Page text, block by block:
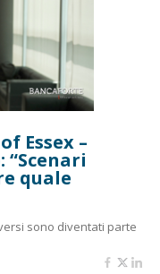
Essex –
quale
sono diventati parte